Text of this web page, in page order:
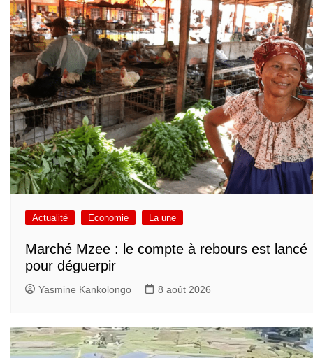
Actualité Economie La une
Marché Mzee : le compte à rebours est lancé
pour déguerpir
Yasmine Kankolongo 8 août 2026